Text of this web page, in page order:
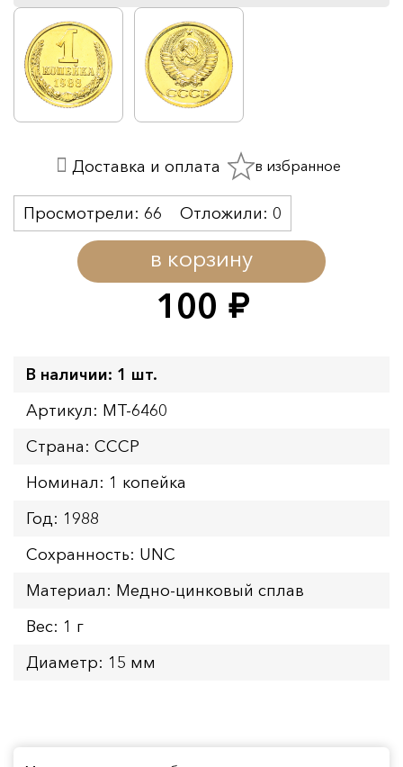
100 руб.
в корзину
Просмотрели: 66 Отложили: 0
Доставка и оплата в избранное
В наличии: 1 шт.
Артикул: MT-6460
Страна: СССР
Номинал: 1 копейка
Год: 1988
Сохранность: UNC
Материал: Медно-цинковый сплав
Вес: 1 г
Диаметр: 15 мм